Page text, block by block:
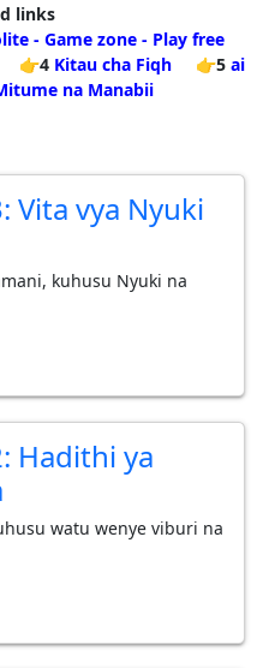
links
- Game zone - Play free
👉4 Kitau cha Fiqh 👉5 ai
na Manabii
Vita vya Nyuki
kuhusu Nyuki na
Hadithi ya
watu wenye viburi na